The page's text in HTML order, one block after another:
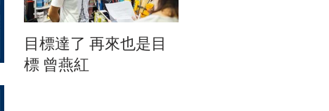
-
目標達了 再來也是目
標 曾燕紅